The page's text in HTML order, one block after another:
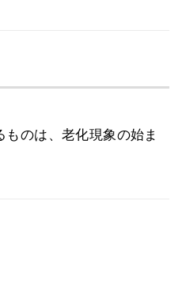
のは、老化現象の始ま